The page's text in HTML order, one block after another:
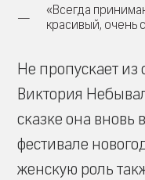
«Всегда
красивый, очень
Не пропускает из
Виктория
сказке она вновь
фестивале
женскую роль